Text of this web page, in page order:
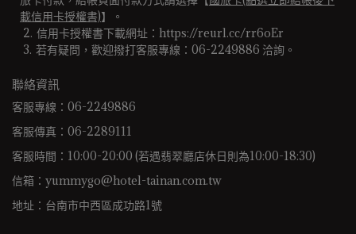
載信用卡授權書)】。
信用卡授權書下載網址：https://reurl.cc/rr6oEr
若有疑問，歡迎撥打客服專線：06-2249886 洽詢。
聯絡資訊
客服專線：06-2249886
客服傳真：06-2289111
客服時間：10:00-20:00 (若遇翡翠廳店休日則為10:00-18:30)
信箱：yummygo@hotel-tainan.com.tw
地址：台南市中西區成功路1號